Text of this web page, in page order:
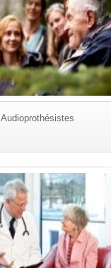
Audioprothésistes